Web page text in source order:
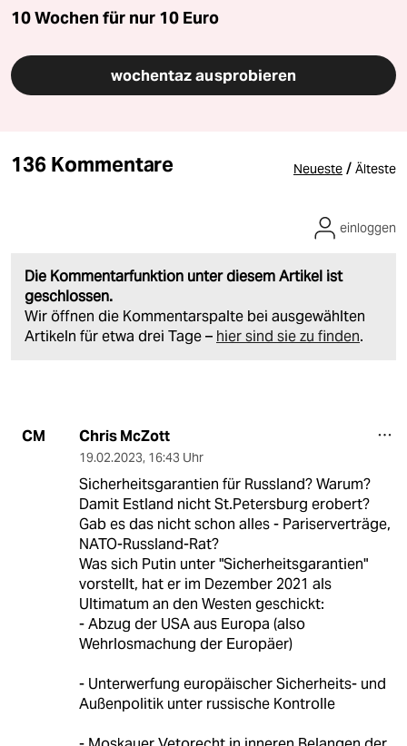
10 Wochen für nur 10 Euro
wochentaz ausprobieren
136 Kommentare Neueste / Älteste
Die Kommentarfunktion unter diesem Artikel ist
geschlossen.
Wir öffnen die Kommentarspalte bei ausgewählten
Artikeln für etwa drei Tage – hier sind sie zu finden.
einloggen
CM Chris McZott
19.02.2023, 16:43 Uhr
Sicherheitsgarantien für Russland? Warum?
Damit Estland nicht St.Petersburg erobert?
Gab es das nicht schon alles - Pariserverträge,
NATO-Russland-Rat?
Was sich Putin unter "Sicherheitsgarantien"
vorstellt, hat er im Dezember 2021 als
Ultimatum an den Westen geschickt:
- Abzug der USA aus Europa (also
Wehrlosmachung der Europäer)
- Unterwerfung europäischer Sicherheits- und
Außenpolitik unter russische Kontrolle